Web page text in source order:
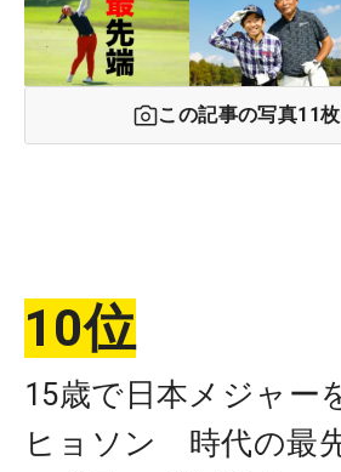
この記事の写真11
10位
15歳で日本メジャー
ヒョソン 時代の最